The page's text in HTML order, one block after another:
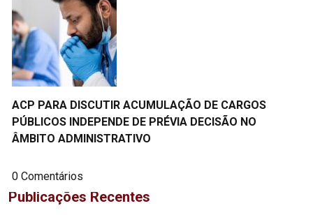
ACP PARA DISCUTIR ACUMULAÇÃO DE CARGOS
PÚBLICOS INDEPENDE DE PRÉVIA DECISÃO NO
ÂMBITO ADMINISTRATIVO
0 Comentários
Publicações Recentes